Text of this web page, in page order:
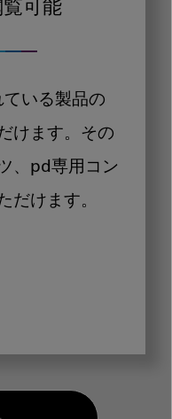
可能
いる製品の
けます。その
、pd専用コン
だけます。